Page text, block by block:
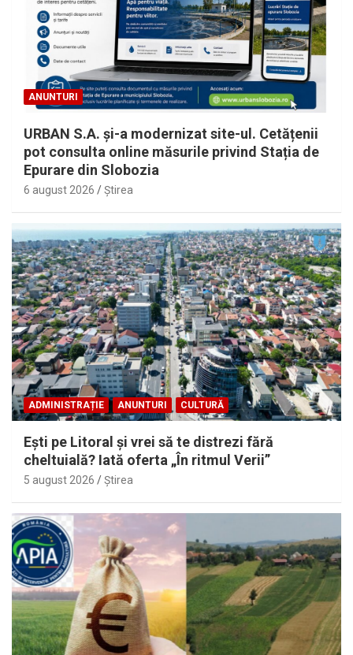
ANUNTURI
URBAN S.A. și-a modernizat site-ul. Cetățenii
pot consulta online măsurile privind Stația de
Epurare din Slobozia
6 august 2026 Ştirea
ADMINISTRAȚIE ANUNTURI CULTURĂ
Eşti pe Litoral şi vrei să te distrezi fără
cheltuială? Iată oferta „În ritmul Verii”
5 august 2026 Ştirea